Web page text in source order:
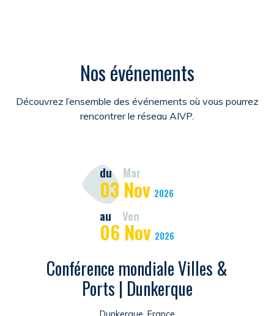
Nos événements
Découvrez l’ensemble des événements où vous pourrez
rencontrer le réseau AIVP.
du Mar
03 Nov 2026
au Ven
06 Nov 2026
Conférence mondiale Villes &
Ports | Dunkerque